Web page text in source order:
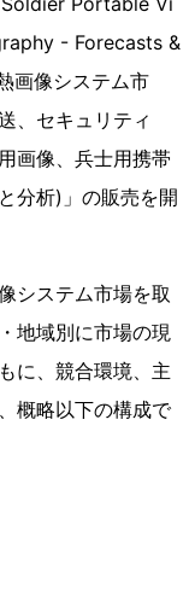
- Forecasts &
画像システム市
、セキュリティ
画像、兵士用携帯
分析)」の販売を開
システム市場を取
地域別に市場の現
に、競合環境、主
概略以下の構成で